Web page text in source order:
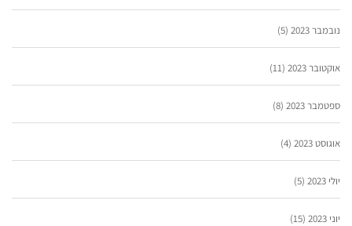
נובמבר 2023 (5)
אוקטובר 2023 (11)
ספטמבר 2023 (8)
אוגוסט 2023 (4)
יולי 2023 (5)
יוני 2023 (15)